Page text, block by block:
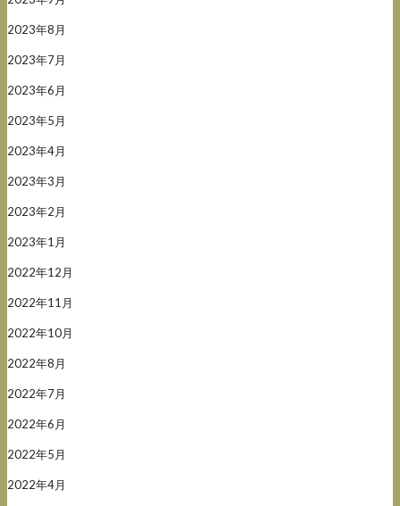
2023年8月
2023年7月
2023年6月
2023年5月
2023年4月
2023年3月
2023年2月
2023年1月
2022年12月
2022年11月
2022年10月
2022年8月
2022年7月
2022年6月
2022年5月
2022年4月